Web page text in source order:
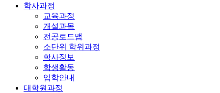
학사과정
교육과정
개설과목
전공로드맵
소단위 학위과정
학사정보
학생활동
입학안내
대학원과정